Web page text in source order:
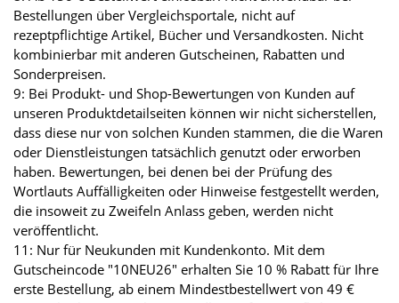
Bestellungen über Vergleichsportale, nicht auf
rezeptpflichtige Artikel, Bücher und Versandkosten. Nicht
kombinierbar mit anderen Gutscheinen, Rabatten und
Sonderpreisen.
9: Bei Produkt- und Shop-Bewertungen von Kunden auf
unseren Produktdetailseiten können wir nicht sicherstellen,
dass diese nur von solchen Kunden stammen, die die Waren
oder Dienstleistungen tatsächlich genutzt oder erworben
haben. Bewertungen, bei denen bei der Prüfung des
Wortlauts Auffälligkeiten oder Hinweise festgestellt werden,
die insoweit zu Zweifeln Anlass geben, werden nicht
veröffentlicht.
11: Nur für Neukunden mit Kundenkonto. Mit dem
Gutscheincode "10NEU26" erhalten Sie 10 % Rabatt für Ihre
erste Bestellung, ab einem Mindestbestellwert von 49 €